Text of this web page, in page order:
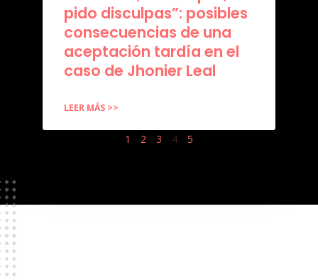
pido disculpas”: posibles
consecuencias de una
aceptación tardía en el
caso de Jhonier Leal
LEER MÁS >>
1 2 3 4 5